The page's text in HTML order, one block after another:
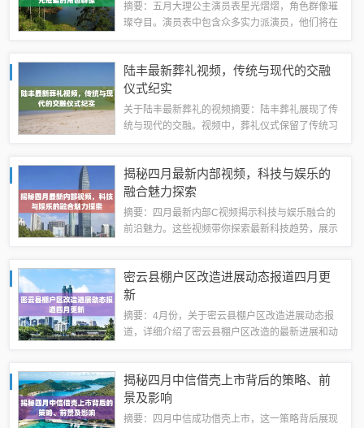
摘要：五月大理公主演员表星光熠熠，角色群像璀
璨夺目。演员表中包含众多实力派演员，他们将在
情感纠葛和精彩剧情中。领衔主演1、大理公...
陆丰最新葬礼视频，传统与现代的交融
仪式纪实
关于陆丰最新葬礼的视频摘要：陆丰葬礼展现了传
统与现代的交融。视频中，葬礼仪式保留了传统习
和进步。视频记录了这一重要时刻，展现了传...
揭秘四月最新内部视频，科技与娱乐的
融合魅力探索
摘要：四月最新内部C视频揭示科技与娱乐融合的
前沿魅力。这些视频带你探索最新科技趋势，展示
进展和创新，感受到科技与娱乐结合所带来的无...
密云县棚户区改造进展动态报道四月更
新
摘要：4月份，关于密云县棚户区改造进展动态报
道，详细介绍了密云县棚户区改造的最新进展和动
工程旨在改善居民的居住环境和条件，促进城...
揭秘四月中信借壳上市背后的策略、前
景及影响
摘要：四月中信成功借壳上市，这一策略背后展现